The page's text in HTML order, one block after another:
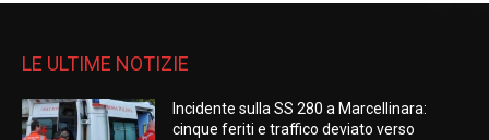
LE ULTIME NOTIZIE
Incidente sulla SS 280 a Marcellinara:
cinque feriti e traffico deviato verso